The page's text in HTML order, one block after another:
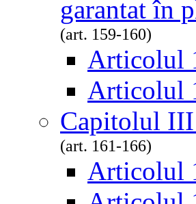
garantat în
(art. 159-160)
Articolul
Articolul
Capitolul
(art. 161-166)
Articolul